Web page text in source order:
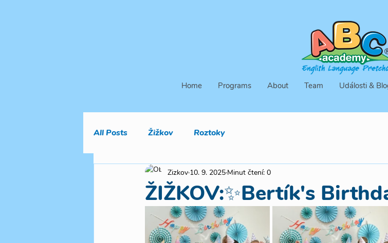
Home Programs About Team Události &
All Posts Žižkov Roztoky
ŽIŽKOV:✨Bertík's
Zizkov 10. 9. 2025 Minut čtení: 0